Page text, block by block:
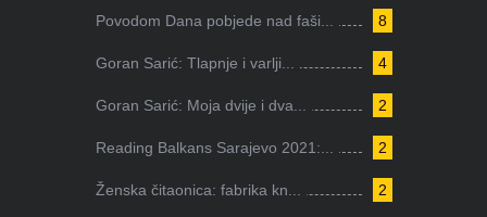
8
Povodom Dana pobjede nad faši...
4
Goran Sarić: Tlapnje i varlji...
2
Goran Sarić: Moja dvije i dva...
2
Reading Balkans Sarajevo 2021:...
2
Ženska čitaonica: fabrika kn...